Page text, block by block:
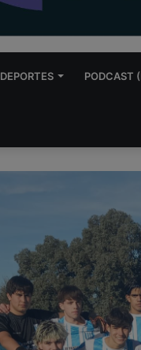
DEPORTES PODCAST